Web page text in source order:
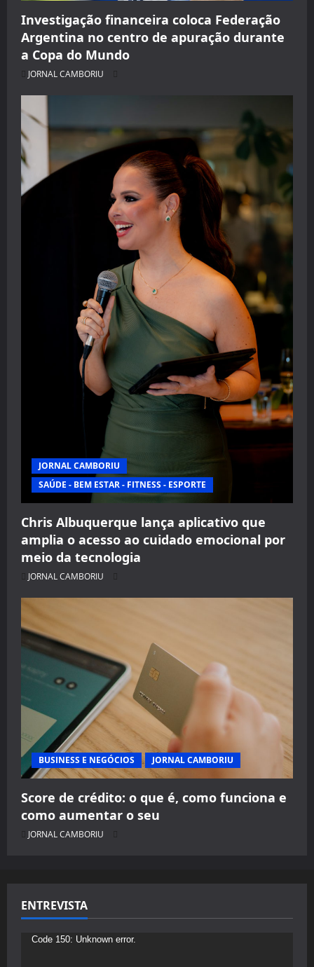
Investigação financeira coloca Federação
Argentina no centro de apuração durante
a Copa do Mundo
JORNAL CAMBORIU
JORNAL CAMBORIU
SAÚDE - BEM ESTAR - FITNESS - ESPORTE
Chris Albuquerque lança aplicativo que
amplia o acesso ao cuidado emocional por
meio da tecnologia
JORNAL CAMBORIU
BUSINESS E NEGÓCIOS JORNAL CAMBORIU
Score de crédito: o que é, como funciona e
como aumentar o seu
JORNAL CAMBORIU
ENTREVISTA
Tocador
Code 150: Unknown error.